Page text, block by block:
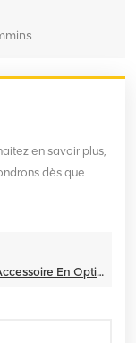
en savoir plus,
dès que
Bulldozer Sur Chenilles Idéal 240 CV Avec Accessoire En Option